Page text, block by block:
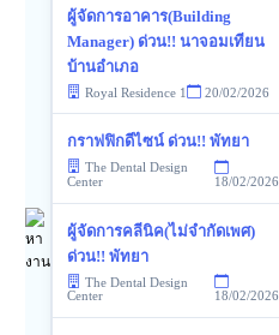
ผู้จัดการอาคาร(Building
Manager) ด่วน!! นาจอมเทียน
บ้านอำเภอ
Royal Residence 1 20/02/2026
กราฟฟิกดีไซน์ ด่วน!! พัทยา
The Dental Design
Center
18/02/2026
ผู้จัดการคลีนิค(ไม่จำกัดเพศ)
ด่วน!! พัทยา
The Dental Design
Center
18/02/2026